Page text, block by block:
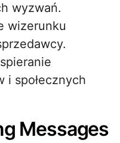
wyzwań.
wizerunku
i społecznych
Messages